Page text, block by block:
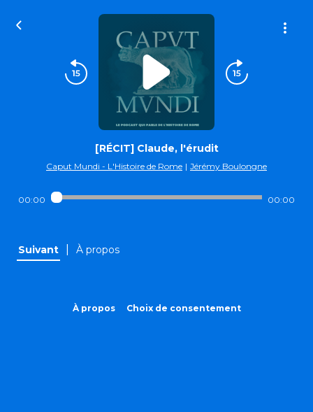
[RÉCIT] Claude, l'érudit
Caput Mundi - L'Histoire de Rome | Jérémy Boulongne
00:00 00:00
Suivant À propos
À propos Choix de consentement